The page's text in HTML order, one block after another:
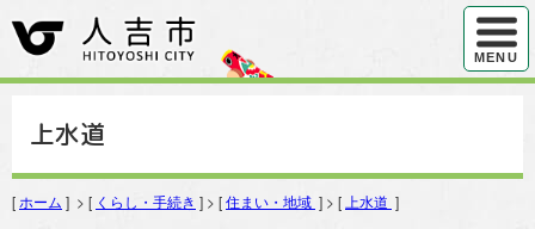
ハンバ
MENU
上水道
[ ホーム ] > [ くらし・手続き ] > [住まい・地域 ] > [ 上水道 ]